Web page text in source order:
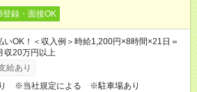
登録・面接OK
OK！＜収入例＞時給1,200円×8時間×21日＝
20万円以上
給あり
※当社規定による ※駐車場あり